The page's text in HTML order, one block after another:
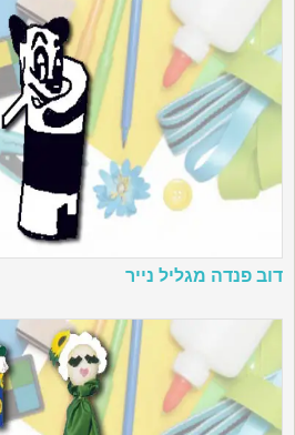
דוב פנדה מגליל נייר